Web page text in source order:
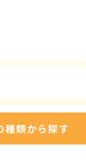
種類から探す